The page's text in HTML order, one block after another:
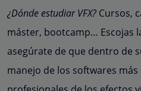
¿Dónde estudiar VFX? Cursos,
máster, bootcamp… Escojas
asegúrate de que dentro de
manejo de los softwares